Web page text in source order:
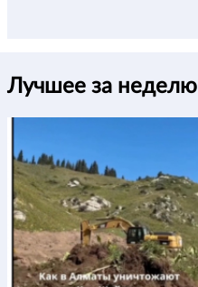
Лучшее за неделю